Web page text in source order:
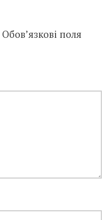
Обов’язкові поля